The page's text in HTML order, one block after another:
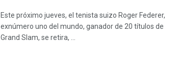
Este próximo jueves, el tenista suizo Roger Federer,
exnúmero uno del mundo, ganador de 20 títulos de
Grand Slam, se retira, ...